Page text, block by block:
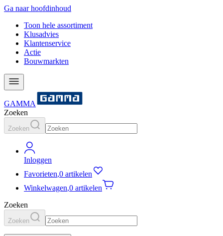
Ga naar hoofdinhoud
Toon hele assortiment
Klusadvies
Klantenservice
Actie
Bouwmarkten
GAMMA
Zoeken
Zoeken
Inloggen
Favorieten,0 artikelen
Winkelwagen,0 artikelen
Zoeken
Zoeken